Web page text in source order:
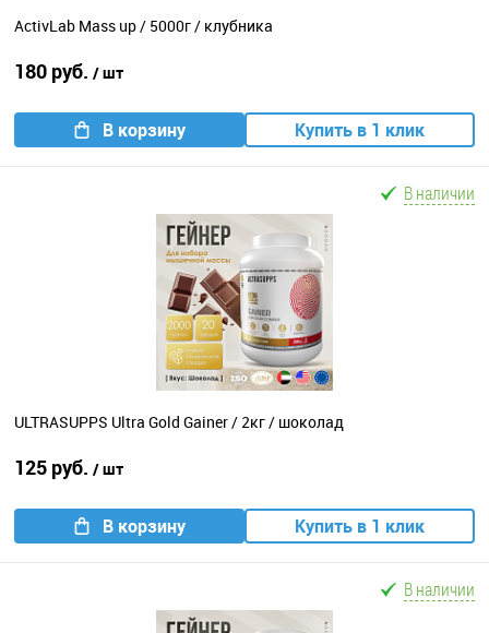
ActivLab Mass up / 5000г / клубника
180 руб. / шт
В корзину Купить в 1 клик
В наличии
ULTRASUPPS Ultra Gold Gainer / 2кг / шоколад
125 руб. / шт
В корзину Купить в 1 клик
В наличии